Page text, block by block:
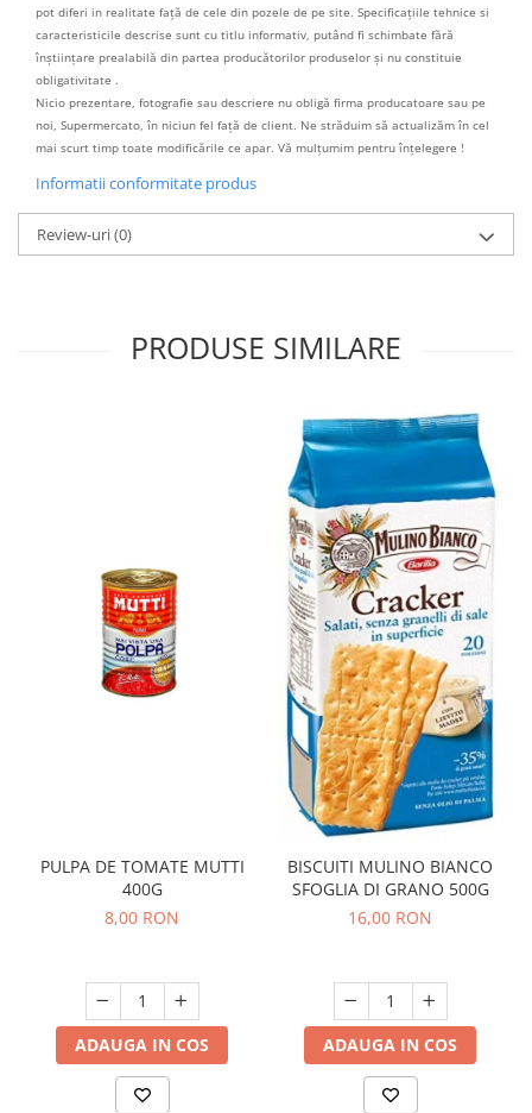
pot diferi in realitate față de cele din pozele de pe site. Specificațiile tehnice si
caracteristicile descrise sunt cu titlu informativ, putând fi schimbate fără
înștiințare prealabilă din partea producătorilor produselor și nu constituie
obligativitate .
Nicio prezentare, fotografie sau descriere nu obligă firma producatoare sau pe
noi, Supermercato, în niciun fel față de client. Ne străduim să actualizăm în cel
mai scurt timp toate modificările ce apar. Vă mulțumim pentru înțelegere !
Informatii conformitate produs
Review-uri(0)
PRODUSE SIMILARE
PULPA DE TOMATE MUTTI
400G
8,00 RON
ADAUGA IN COS
BISCUITI MULINO BIANCO
SFOGLIA DI GRANO 500G
16,00 RON
ADAUGA IN COS